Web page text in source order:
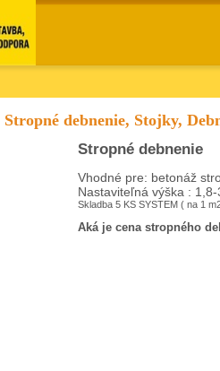
Stropné debnenie, Stojky,
Stropné debnenie
Vhodné pre: betonáž
Nastaviteľná výška :
Skladba 5 KS SYSTEM ( na 1
Aká je cena stropného